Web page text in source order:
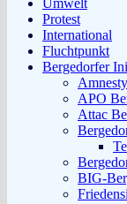
Umwelt
Protest
International
Fluchtpunkt
Bergedorfer
APO
Attac
BIG-